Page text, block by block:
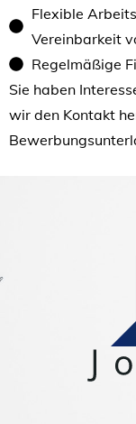
Flexible
Vereinbarkeit
Regelmäßige
Sie haben
wir den Kontakt